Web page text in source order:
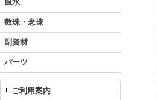
風水
数珠・念珠
副資材
パーツ
ご利用案内